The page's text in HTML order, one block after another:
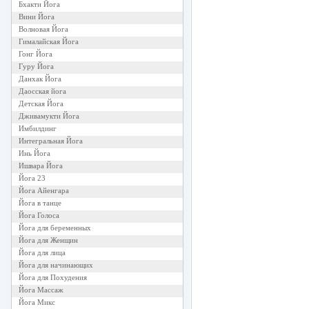
Бхакти Йога
Вини Йога
Волновая Йога
Гималайская Йога
Гонг Йога
Гуру Йога
Данхак Йога
Даосская йога
Детская Йога
Дживамукти Йога
Имбилдинг
Интегральная Йога
Инь Йога
Ишвара Йога
Йога 23
Йога Айенгара
Йога в танце
Йога Голоса
Йога для беременных
Йога для Женщин
Йога для лица
Йога для начинающих
Йога для Похудения
Йога Массаж
Йога Микс